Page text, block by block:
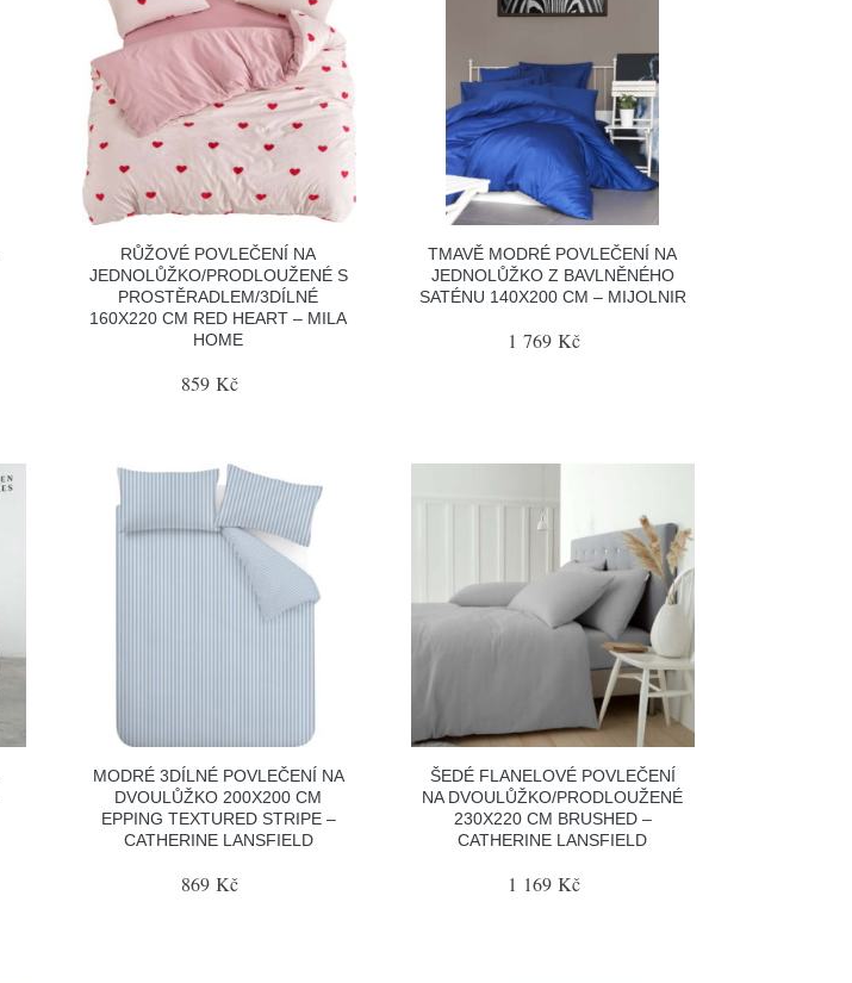
RŮŽOVÉ POVLEČENÍ NA
JEDNOLŮŽKO/PRODLOUŽENÉ S
PROSTĚRADLEM/3DÍLNÉ
160X220 CM RED HEART – MILA
HOME
859 Kč
TMAVĚ MODRÉ POVLEČENÍ NA
JEDNOLŮŽKO Z BAVLNĚNÉHO
SATÉNU 140X200 CM – MIJOLNIR
1 769 Kč
MODRÉ 3DÍLNÉ POVLEČENÍ NA
DVOULŮŽKO 200X200 CM
EPPING TEXTURED STRIPE –
CATHERINE LANSFIELD
869 Kč
ŠEDÉ FLANELOVÉ POVLEČENÍ
NA DVOULŮŽKO/PRODLOUŽENÉ
230X220 CM BRUSHED –
CATHERINE LANSFIELD
1 169 Kč